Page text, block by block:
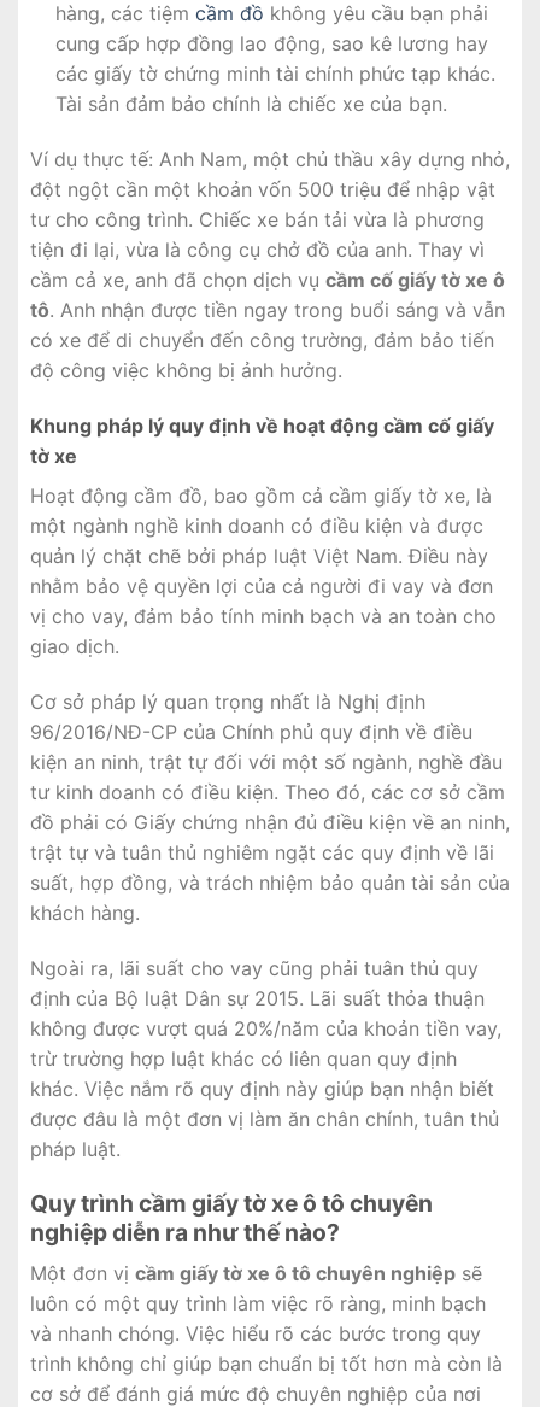
hàng, các tiệm cầm đồ không yêu cầu bạn phải
cung cấp hợp đồng lao động, sao kê lương hay
các giấy tờ chứng minh tài chính phức tạp khác.
Tài sản đảm bảo chính là chiếc xe của bạn.
Ví dụ thực tế: Anh Nam, một chủ thầu xây dựng nhỏ,
đột ngột cần một khoản vốn 500 triệu để nhập vật
tư cho công trình. Chiếc xe bán tải vừa là phương
tiện đi lại, vừa là công cụ chở đồ của anh. Thay vì
cầm cả xe, anh đã chọn dịch vụ cầm cố giấy tờ xe ô
tô. Anh nhận được tiền ngay trong buổi sáng và vẫn
có xe để di chuyển đến công trường, đảm bảo tiến
độ công việc không bị ảnh hưởng.
Khung pháp lý quy định về hoạt động cầm cố giấy
tờ xe
Hoạt động cầm đồ, bao gồm cả cầm giấy tờ xe, là
một ngành nghề kinh doanh có điều kiện và được
quản lý chặt chẽ bởi pháp luật Việt Nam. Điều này
nhằm bảo vệ quyền lợi của cả người đi vay và đơn
vị cho vay, đảm bảo tính minh bạch và an toàn cho
giao dịch.
Cơ sở pháp lý quan trọng nhất là Nghị định
96/2016/NĐ-CP của Chính phủ quy định về điều
kiện an ninh, trật tự đối với một số ngành, nghề đầu
tư kinh doanh có điều kiện. Theo đó, các cơ sở cầm
đồ phải có Giấy chứng nhận đủ điều kiện về an ninh,
trật tự và tuân thủ nghiêm ngặt các quy định về lãi
suất, hợp đồng, và trách nhiệm bảo quản tài sản của
khách hàng.
Ngoài ra, lãi suất cho vay cũng phải tuân thủ quy
định của Bộ luật Dân sự 2015. Lãi suất thỏa thuận
không được vượt quá 20%/năm của khoản tiền vay,
trừ trường hợp luật khác có liên quan quy định
khác. Việc nắm rõ quy định này giúp bạn nhận biết
được đâu là một đơn vị làm ăn chân chính, tuân thủ
pháp luật.
Quy trình cầm giấy tờ xe ô tô chuyên
nghiệp diễn ra như thế nào?
Một đơn vị cầm giấy tờ xe ô tô chuyên nghiệp sẽ
luôn có một quy trình làm việc rõ ràng, minh bạch
và nhanh chóng. Việc hiểu rõ các bước trong quy
trình không chỉ giúp bạn chuẩn bị tốt hơn mà còn là
cơ sở để đánh giá mức độ chuyên nghiệp của nơi